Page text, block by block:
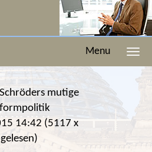
Menu
mutige
14:42 (5117 x
gelesen)